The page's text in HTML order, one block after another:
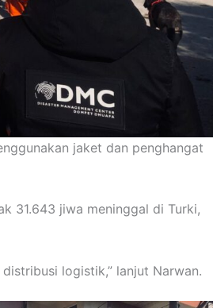
jaket dan penghangat
31.643 jiwa meninggal di Turki,
logistik,” lanjut Narwan.